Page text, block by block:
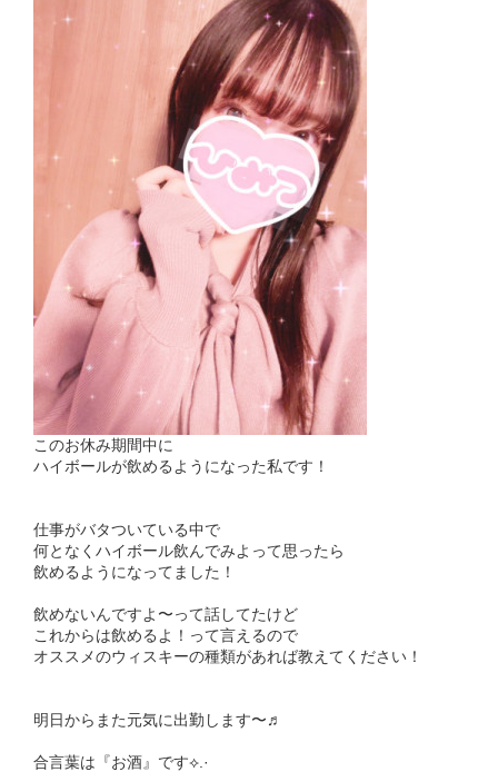
このお休み期間中に
ハイボールが飲めるようになった私です！
仕事がバタついている中で
何となくハイボール飲んでみよって思ったら
飲めるようになってました！
飲めないんですよ〜って話してたけど
これからは飲めるよ！って言えるので
オススメのウィスキーの種類があれば教えてください！
明日からまた元気に出勤します〜♬
合言葉は『お酒』です⟡.·